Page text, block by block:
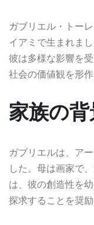
ガブリエル・トー
イアミで生まれま
彼は多様な影響を
社会の価値観を形作
家族の
ガブリエルは、ア
した。母は画家で
は、彼の創造性を
探求することを奨励